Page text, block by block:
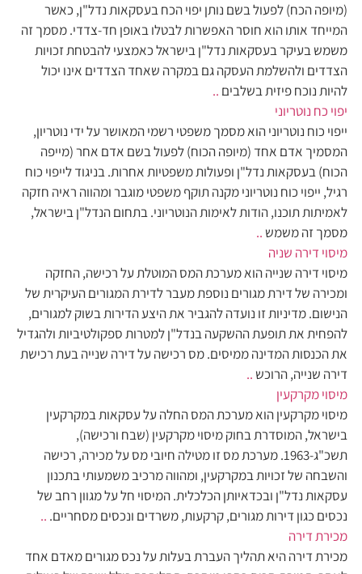
(מיופה הכח) לפעול בשם נותן יפוי הכח בעסקאות נדל"ן, כאשר
המייחד אותו הוא חוסר האפשרות לבטלו באופן חד-צדדי. מסמך זה
משמש בעיקר בעסקאות נדל"ן בישראל כאמצעי להבטחת זכויות
הצדדים ולהשלמת העסקה גם במקרה שאחד הצדדים אינו יכול
להיות נוכח פיזית בשלבים ..
יפוי כח נוטריוני
ייפוי כוח נוטריוני הוא מסמך משפטי רשמי המאושר על ידי נוטריון,
המסמיך אדם אחד (מיופה הכוח) לפעול בשם אדם אחר (מייפה
הכוח) בעסקאות נדל"ן ופעולות משפטיות אחרות. בניגוד לייפוי כוח
רגיל, ייפוי כוח נוטריוני מקנה תוקף משפטי מוגבר ומהווה ראיה חזקה
לאמיתות תוכנו, הודות לאימות הנוטריוני. בתחום הנדל"ן בישראל,
מסמך זה משמש ..
מיסוי דירה שניה
מיסוי דירה שנייה הוא מערכת המס המוטלת על רכישה, החזקה
ומכירה של דירת מגורים נוספת מעבר לדירת המגורים העיקרית של
הנישום. מדיניות זו נועדה להגביר את היצע הדירות בשוק למגורים,
להפחית את תופעת ההשקעה בנדל"ן למטרות ספקולטיביות ולהגדיל
את הכנסות המדינה ממיסים. מס רכישה על דירה שנייה בעת רכישת
דירה שנייה, הרוכש ..
מיסוי מקרקעין
מיסוי מקרקעין הוא מערכת המס החלה על עסקאות במקרקעין
בישראל, המוסדרת בחוק מיסוי מקרקעין (שבח ורכישה),
תשכ"ג-1963. מערכת מס זו מטילה חיובי מס על מכירה, רכישה
והשבחה של זכויות במקרקעין, ומהווה מרכיב משמעותי בתכנון
עסקאות נדל"ן ובכדאיותן הכלכלית. המיסוי חל על מגוון רחב של
נכסים כגון דירות מגורים, קרקעות, משרדים ונכסים מסחריים. ..
מכירת דירה
מכירת דירה היא תהליך העברת בעלות על נכס מגורים מאדם אחד